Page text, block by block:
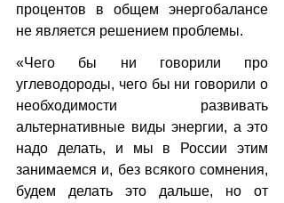
процентов в общем энергобалансе
не является решением проблемы.
«Чего бы ни говорили про
углеводороды, чего бы ни говорили о
необходимости развивать
альтернативные виды энергии, а это
надо делать, и мы в России этим
занимаемся и, без всякого сомнения,
будем делать это дальше, но от